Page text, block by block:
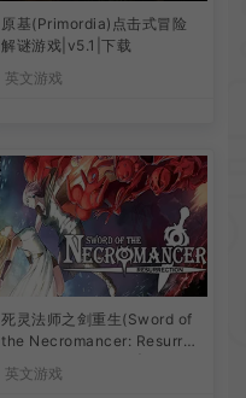
原基(Primordia)点击式冒险
解谜游戏|v5.1|下载
英文游戏
死灵法师之剑重生(Sword of
the Necromancer: Resurrec
tion)动作ARPG游戏|下载
英文游戏